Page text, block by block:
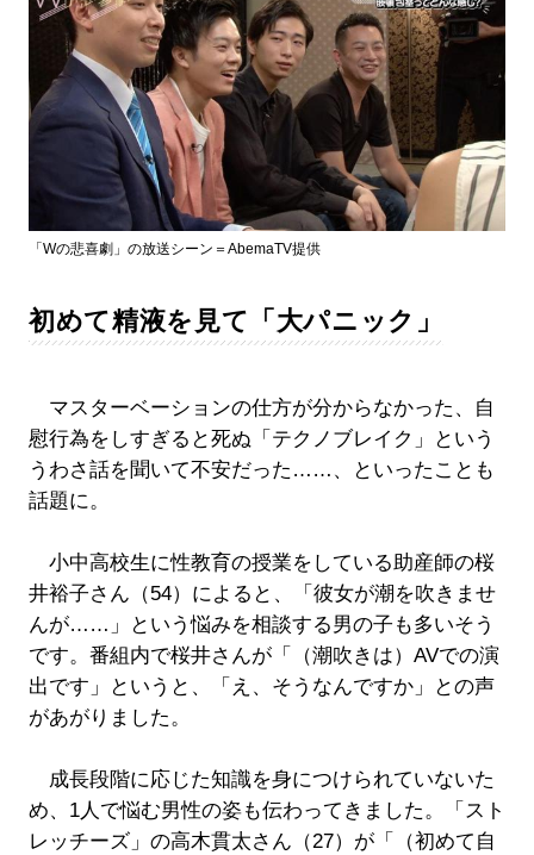
「Wの悲喜劇」の放送シーン＝AbemaTV提供
初めて精液を見て「大パニック」
マスターベーションの仕方が分からなかった、自
慰行為をしすぎると死ぬ「テクノブレイク」という
うわさ話を聞いて不安だった……、といったことも
話題に。
小中高校生に性教育の授業をしている助産師の桜
井裕子さん（54）によると、「彼女が潮を吹きませ
んが……」という悩みを相談する男の子も多いそう
です。番組内で桜井さんが「（潮吹きは）AVでの演
出です」というと、「え、そうなんですか」との声
があがりました。
成長段階に応じた知識を身につけられていないた
め、1人で悩む男性の姿も伝わってきました。「スト
レッチーズ」の高木貫太さん（27）が「（初めて自